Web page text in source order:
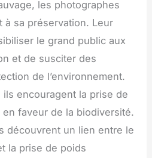
les photographes
à sa préservation. Leur
le grand public aux
et de susciter des
de l’environnement.
ils encouragent la prise de
en faveur de la biodiversité.
découvrent un lien entre le
la prise de poids